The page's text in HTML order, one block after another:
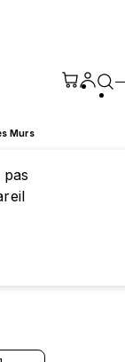
Murs